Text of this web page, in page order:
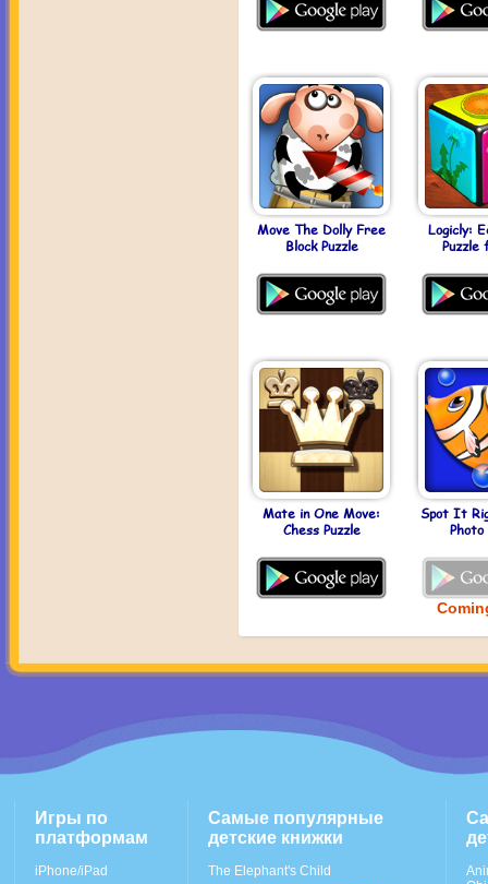
Move The Dolly Free
Block Puzzle
Logicly:
Puzzle
Mate in One Move:
Chess Puzzle
Spot It
Photo
Игры по
платформам
iPhone/iPad
Самые популярные
детские книжки
The Elephant's Child